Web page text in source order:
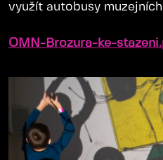
využít autobusy
OMN-Brozura-ke-